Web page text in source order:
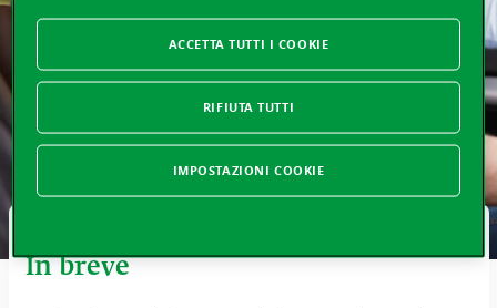
In breve
RIFIUTA TUTTI
ACCETTA TUTTI I COOKIE
IMPOSTAZIONI COOKIE